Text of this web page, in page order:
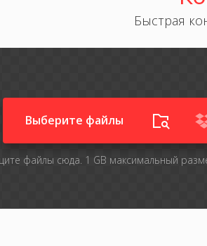
Быстрая
Выберите файлы
файлы сюда. 1 GB максимальный